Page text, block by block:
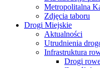
Metropolitalna
Zdjęcia taboru
Drogi Miejskie
Aktualności
Utrudnienia
Infrastruktura
Drogi